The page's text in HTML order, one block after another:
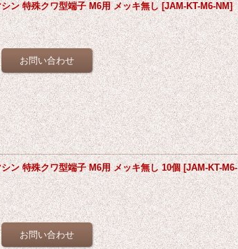
ン 特殊クワ型端子 M6用 メッキ無し [JAM-KT-M6-NM]
ン 特殊クワ型端子 M6用 メッキ無し 10個 [JAM-KT-M6-